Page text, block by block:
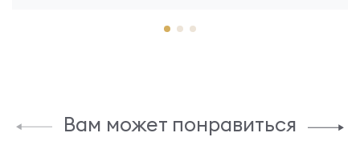
Вам может понравиться